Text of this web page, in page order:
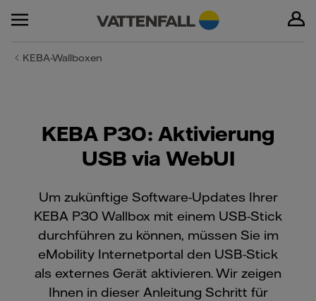
KEBA-Wallboxen
KEBA P30: Aktivierung
USB via WebUI
Um zukünftige Software-Updates Ihrer
KEBA P30 Wallbox mit einem USB-Stick
durchführen zu können, müssen Sie im
eMobility Internetportal den USB-Stick
als externes Gerät aktivieren. Wir zeigen
Ihnen in dieser Anleitung Schritt für